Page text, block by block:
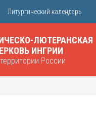
Литургический календарь
ЛЮТЕРАНСКАЯ
ИНГРИИ
России